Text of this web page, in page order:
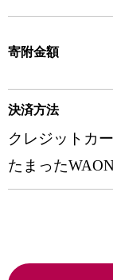
寄附金額
決済方法
クレジットカ
たまった